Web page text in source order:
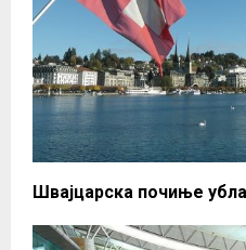
Швајцарска почиње